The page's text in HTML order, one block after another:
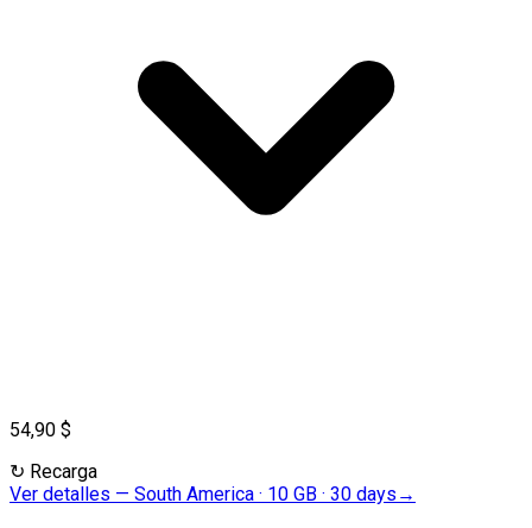
54,90 $
↻ Recarga
Ver detalles — South America · 10 GB · 30 days →